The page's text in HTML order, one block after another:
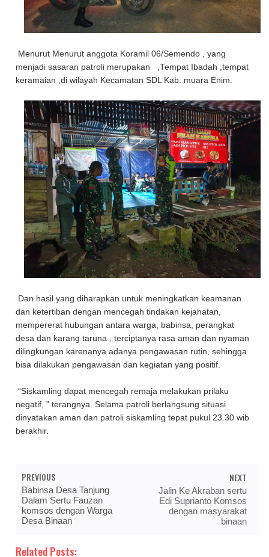
Menurut Menurut anggota Koramil 06/Semendo , yang
menjadi sasaran patroli merupakan ,Tempat Ibadah ,tempat
keramaian ,di wilayah Kecamatan SDL Kab. muara Enim.
Dan hasil yang diharapkan untuk meningkatkan keamanan
dan ketertiban dengan mencegah tindakan kejahatan,
mempererat hubungan antara warga, babinsa, perangkat
desa dan karang taruna , terciptanya rasa aman dan nyaman
dilingkungan karenanya adanya pengawasan rutin, sehingga
bisa dilakukan pengawasan dan kegiatan yang positif.
“Siskamling dapat mencegah remaja melakukan prilaku
negatif, ” terangnya. Selama patroli berlangsung situasi
dinyatakan aman dan patroli siskamling tepat pukul 23.30 wib
berakhir.
PREVIOUS
Babinsa Desa Tanjung
Dalam Sertu Fauzan
komsos dengan Warga
Desa Binaan
NEXT
Jalin Ke Akraban sertu
Edi Suprianto Komsos
dengan masyarakat
binaan
Related Posts: